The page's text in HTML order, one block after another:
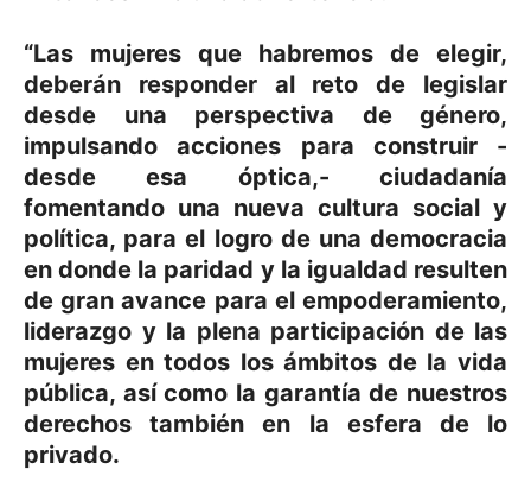
“Las mujeres que habremos de elegir,
deberán responder al reto de legislar
desde una perspectiva de género,
impulsando acciones para construir -
desde esa óptica,- ciudadanía
fomentando una nueva cultura social y
política, para el logro de una democracia
en donde la paridad y la igualdad resulten
de gran avance para el empoderamiento,
liderazgo y la plena participación de las
mujeres en todos los ámbitos de la vida
pública, así como la garantía de nuestros
derechos también en la esfera de lo
privado.